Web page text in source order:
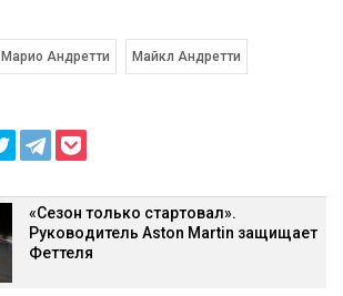
Марио Андретти Майкл Андретти
«Сезон только стартовал».
Руководитель Aston Martin защищает
Феттеля